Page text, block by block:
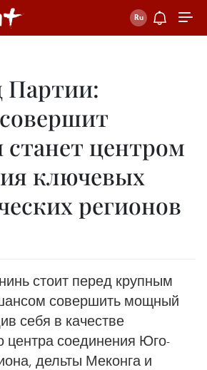
Партии:
центром
ключевых
регионов
стоит перед крупным
совершить мощный
себя в качестве
центра соединения Юго-
дельты Меконга и